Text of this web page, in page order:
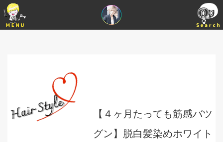
【４ヶ月たっても筋感バツ
グン】脱白髪染めホワイト